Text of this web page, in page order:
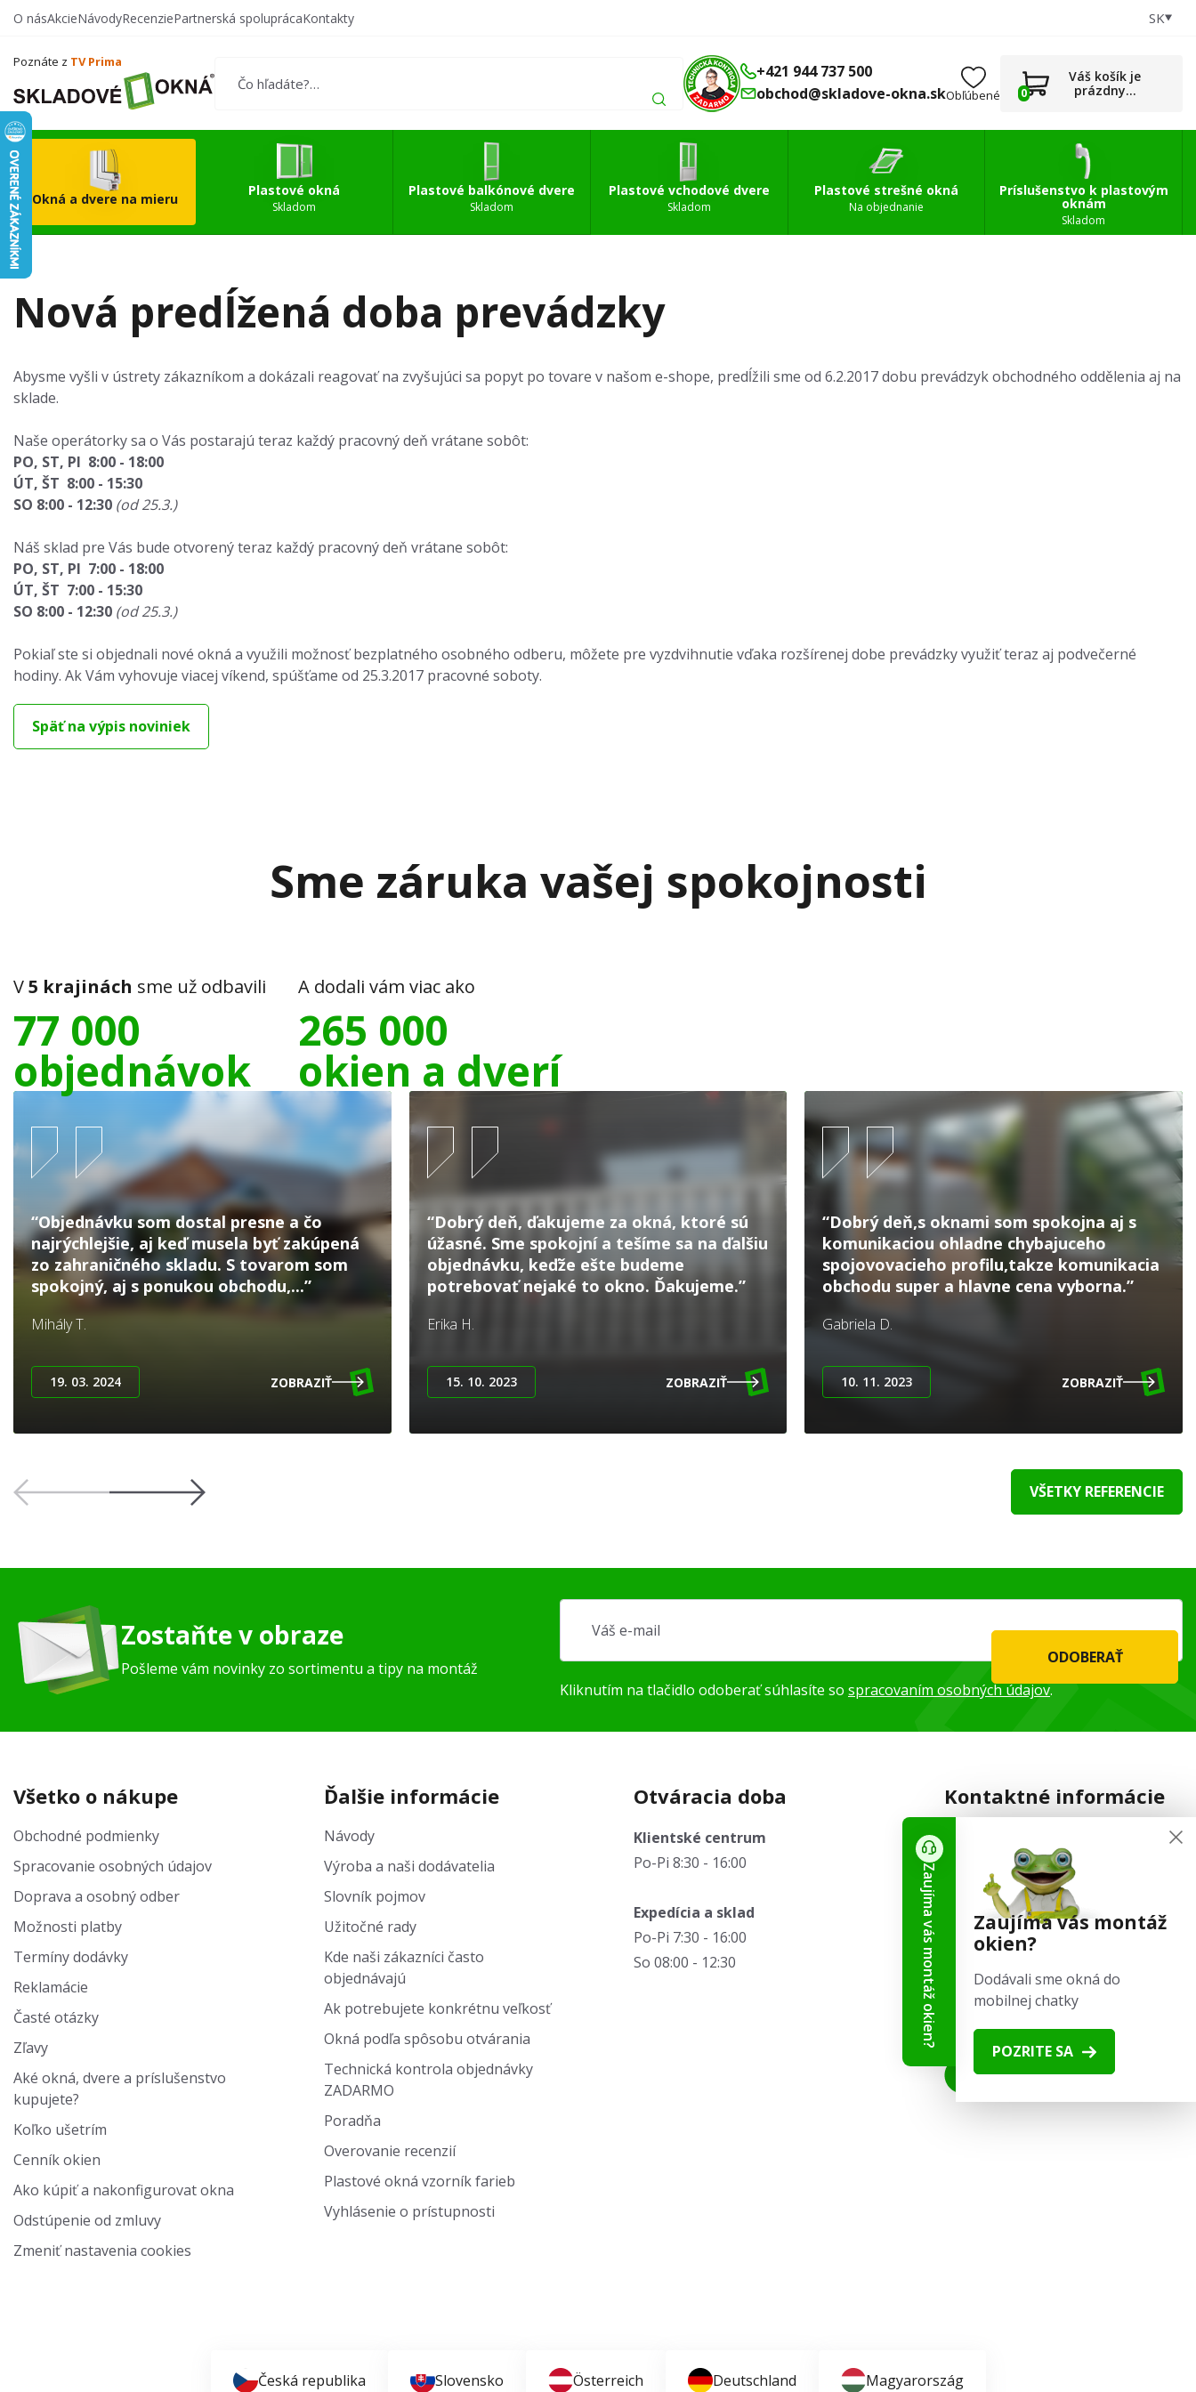
Vytvorte si vlastný
0
O násAkcieNávodyRecenziePartnerská spoluprácaKontakty SK
Poznáte z TV Prima
+421 944 737 500
obchod@skladove-okna.skObľúbené 0
Váš košík je
prázdny...
Okná a dvere na mieru
Plastové okná
Skladom
Plastové balkónové dvere
Skladom
Plastové vchodové dvere
Skladom
Plastové strešné okná
Na objednanie
Príslušenstvo k plastovým
oknám
Skladom
Nová predĺžená doba prevádzky
Abysme vyšli v ústrety zákazníkom a dokázali reagovať na zvyšujúci sa popyt po tovare v našom e-shope, predĺžili sme od 6.2.2017 dobu prevádzyk obchodného oddělenia aj na
sklade.
Naše operátorky sa o Vás postarajú teraz každý pracovný deň vrátane sobôt:
PO, ST, PI 8:00 - 18:00
ÚT, ŠT 8:00 - 15:30
SO 8:00 - 12:30 (od 25.3.)
Náš sklad pre Vás bude otvorený teraz každý pracovný deň vrátane sobôt:
PO, ST, PI 7:00 - 18:00
ÚT, ŠT 7:00 - 15:30
SO 8:00 - 12:30 (od 25.3.)
Pokiaľ ste si objednali nové okná a využili možnosť bezplatného osobného odberu, môžete pre vyzdvihnutie vďaka rozšírenej dobe prevádzky využiť teraz aj podvečerné
hodiny. Ak Vám vyhovuje viacej víkend, spúšťame od 25.3.2017 pracovné soboty.
Späť na výpis noviniek
Sme záruka vašej spokojnosti
V5 krajinách sme už odbavili
77 000
objednávok
A dodali vám viac ako
265 000
okien a dverí
“Objednávku som dostal presne a čo
najrýchlejšie, aj keď musela byť zakúpená
zo zahraničného skladu. S tovarom som
spokojný, aj s ponukou obchodu,...”
Mihály T.
19. 03. 2024 ZOBRAZIŤ
“Dobrý deň, ďakujeme za okná, ktoré sú
úžasné. Sme spokojní a tešíme sa na ďalšiu
objednávku, keďže ešte budeme
potrebovať nejaké to okno. Ďakujeme.”
Erika H.
15. 10. 2023 ZOBRAZIŤ
“Dobrý deň,s oknami som spokojna aj s
komunikaciou ohladne chybajuceho
spojovovacieho profilu,takze komunikacia
obchodu super a hlavne cena vyborna.”
Gabriela D.
10. 11. 2023 ZOBRAZIŤ
VŠETKY REFERENCIE
Zostaňte v obraze
Pošleme vám novinky zo sortimentu a tipy na montáž
ODOBERAŤ
Kliknutím na tlačidlo odoberať súhlasíte so spracovaním osobných údajov.
Všetko o nákupe
Obchodné podmienky
Spracovanie osobných údajov
Doprava a osobný odber
Možnosti platby
Termíny dodávky
Reklamácie
Časté otázky
Zľavy
Aké okná, dvere a príslušenstvo
kupujete?
Koľko ušetrím
Cenník okien
Ako kúpiť a nakonfigurovat okna
Odstúpenie od zmluvy
Zmeniť nastavenia cookies
Ďalšie informácie
Návody
Výroba a naši dodávatelia
Slovník pojmov
Užitočné rady
Kde naši zákazníci často
objednávajú
Ak potrebujete konkrétnu veľkosť
Okná podľa spôsobu otvárania
Technická kontrola objednávky
ZADARMO
Poradňa
Overovanie recenzií
Plastové okná vzorník farieb
Vyhlásenie o prístupnosti
Otváracia doba
Klientské centrum
Po-Pi 8:30 - 16:00
Expedícia a sklad
Po-Pi 7:30 - 16:00
So 08:00 - 12:30
Kontaktné informácie
obchod@skladove-okna.sk
SKLADOVÉ-OKNÁ.sk
Tišnovská 2029/51
664 34 Kuřim
Sledujte nás
Česká republika Slovensko Österreich Deutschland Magyarország
Zaujíma vás montáž
okien?
Dodávali sme okná do
mobilnej chatky
POZRITE SA
Zaujíma vás montáž okien?